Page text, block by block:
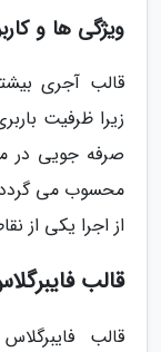
ویژگی ها و
قالب آجری
زیرا ظرفیت
صرفه جویی در
محسوب می
از اجرا یکی
قالب
قالب